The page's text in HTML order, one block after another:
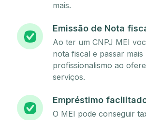
mais.
Emissão de Nota
Ao ter um CNPJ MEI
nota fiscal e passar mais
profissionalismo ao
serviços.
Empréstimo
O MEI pode conseguir